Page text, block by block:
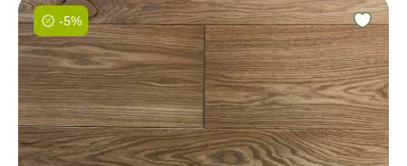
-5%
Фаска:
Соединение:
Обработка:
Длина:
Ширина:
Толщина: